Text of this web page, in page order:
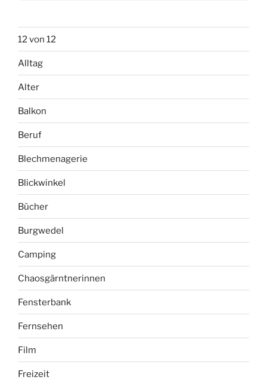
12 von 12
Alltag
Alter
Balkon
Beruf
Blechmenagerie
Blickwinkel
Bücher
Burgwedel
Camping
Chaosgärntnerinnen
Fensterbank
Fernsehen
Film
Freizeit